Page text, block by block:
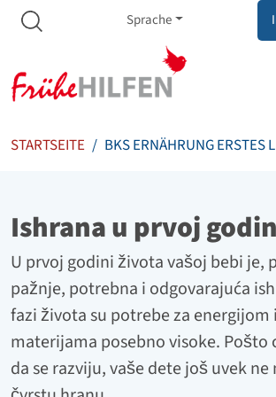
Zum Inhalt springen
Zur Navigation springen
Meta Navigation
Sprache
STARTSEITE BKS ERNÄHRUNG ERSTES
Ishrana u prvoj
U prvoj godini života vašoj bebi je,
pažnje, potrebna i odgovarajuća
fazi života su potrebe za
materijama posebno visoke. Pošto
da se razviju, vaše dete još uvek